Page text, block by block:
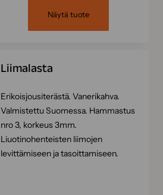
Näytä tuote
Liimalasta
Erikoisjousiterästä. Vanerikahva.
Valmistettu Suomessa. Hammastus
nro 3, korkeus 3mm.
Liuotinohenteisten liimojen
levittämiseen ja tasoittamiseen.